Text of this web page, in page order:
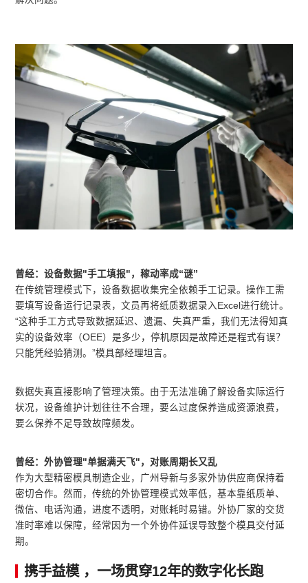
曾经：设备数据"手工填报"，稼动率成“谜”
在传统管理模式下，设备数据收集完全依赖手工记录。操作工需
要填写设备运行记录表，文员再将纸质数据录入Excel进行统计。
“这种手工方式导致数据延迟、遗漏、失真严重，我们无法得知真
实的设备效率（OEE）是多少，停机原因是故障还是程式有误？
只能凭经验猜测。”模具部经理坦言。
数据失真直接影响了管理决策。由于无法准确了解设备实际运行
状况，设备维护计划往往不合理，要么过度保养造成资源浪费，
要么保养不足导致故障频发。
曾经：外协管理"单据满天飞"，对账周期长又乱
作为大型精密模具制造企业，广州导新与多家外协供应商保持着
密切合作。然而，传统的外协管理模式效率低，基本靠纸质单、
微信、电话沟通，进度不透明，对账耗时易错。外协厂家的交货
准时率难以保障，经常因为一个外协件延误导致整个模具交付延
期。
携手益模 ，一场贯穿12年的数字化长跑